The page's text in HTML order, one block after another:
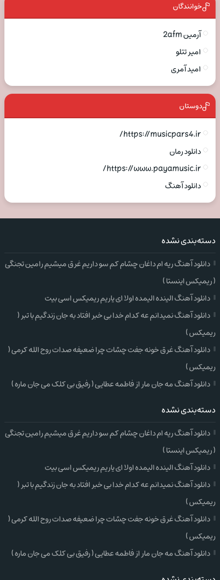
خوانندگان
آرمین 2afm
امیر تتلو
امید آمری
دوستان
https://musicpars4.ir/
دانلود رمان
https://www.payamusic.ir/
دانلود آهنگ
دسته‌بندی نشده
دانلود آهنگ ریه ام داغان چشام کم سو داریم غرق میشیم رامین تجنگی
( ریمیکس اینستا )
دانلود آهنگ الینده الیمده اولا ای یاریم ریمیکس اسی بیت
دانلود آهنگ نمیدانم عه کدام خدا بی خبر افتاد به جان زندگیم با تبر (
ریمیکس )
دانلود آهنگ غرق خونه جفت چشات چرا ضعیفه صدات روح الله کرمی (
ریمیکس )
دانلود آهنگ مه جان مار از فاطمه عطایی ( رفیق بی کلک می جان ماره )
دسته‌بندی نشده
دانلود آهنگ ریه ام داغان چشام کم سو داریم غرق میشیم رامین تجنگی
( ریمیکس اینستا )
دانلود آهنگ الینده الیمده اولا ای یاریم ریمیکس اسی بیت
دانلود آهنگ نمیدانم عه کدام خدا بی خبر افتاد به جان زندگیم با تبر (
ریمیکس )
دانلود آهنگ غرق خونه جفت چشات چرا ضعیفه صدات روح الله کرمی (
ریمیکس )
دانلود آهنگ مه جان مار از فاطمه عطایی ( رفیق بی کلک می جان ماره )